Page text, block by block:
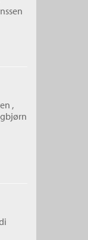
,